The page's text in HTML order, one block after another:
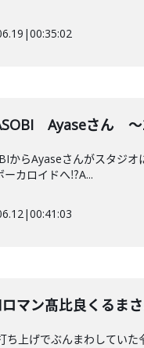
|00:35:02
Ayaseさん ～
からAyaseさんがスタジ
ーカロイドへ⁉A...
|00:41:03
マン髙比良くるま
ち上げでぶんまわしてい